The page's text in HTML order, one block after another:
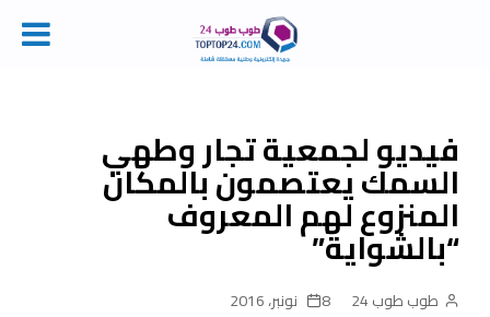
contentفيديو لجمعية تجار وطهي
السمك يعتصمون بالمكان
المنزوع لهم المعروف
“بالشواية”
طوب طوب 24 8 نونبر، 2016